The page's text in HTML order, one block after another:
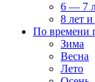
6 — 7
8 лет
По времени
Зима
Весна
Лето